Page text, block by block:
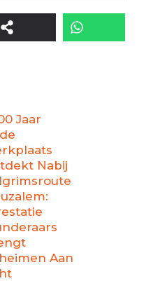
Jaar
Nabij
Aan